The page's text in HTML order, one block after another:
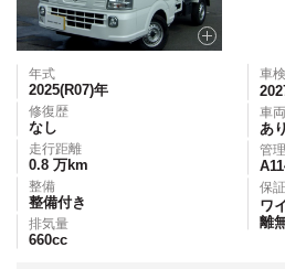
年式
2025(R07)年
修復歴
なし
走行距離
0.8 万km
整備
整備付き
排気量
660cc
車検
車
あり
管
保証
ワ
離